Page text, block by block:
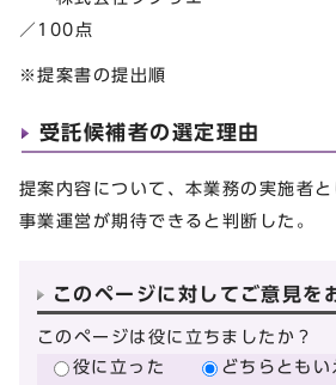
／100点
※提案書の提出順
受託候補者の選定理由
提案内容について、本業務の実施者
事業運営が期待できると判断した。
このページに対してご意見を
このページは役に立ちましたか？
役に立った
どちらともい